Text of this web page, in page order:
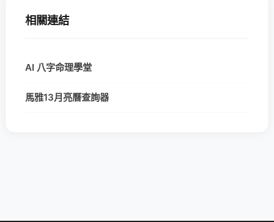
相關連結
AI 八字命理學堂
馬雅13月亮曆查詢器